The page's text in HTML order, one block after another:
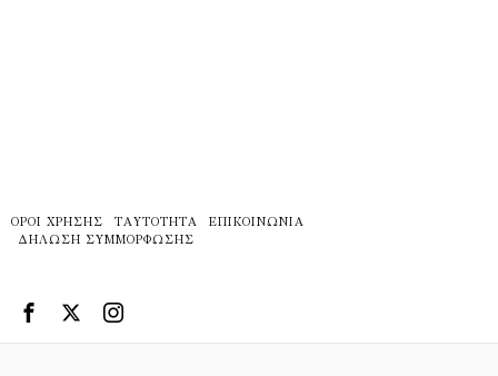
ΌΡΟΙ ΧΡΉΣΗΣ ΤΑΥΤΌΤΗΤΑ
ΕΠΙΚΟΙΝΩΝΊΑ
ΔΉΛΩΣΗ ΣΥΜΜΌΡΦΩΣΗΣ